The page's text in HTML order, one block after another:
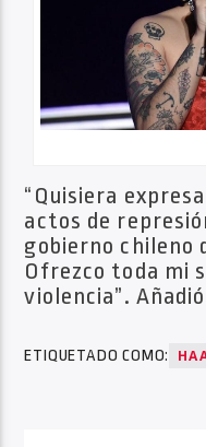
“Quisiera
actos de
gobierno chileno
Ofrezco toda mi
violencia”.
ETIQUETADO COMO: